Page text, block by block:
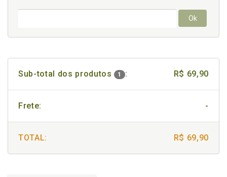
Ok
Sub-total dos produtos 1 : R$ 69,90
Frete: -
TOTAL: R$ 69,90